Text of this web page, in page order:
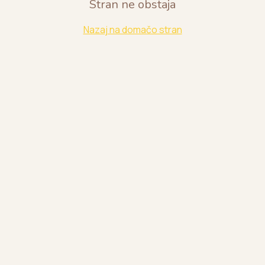
Stran ne obstaja
Nazaj na domačo stran